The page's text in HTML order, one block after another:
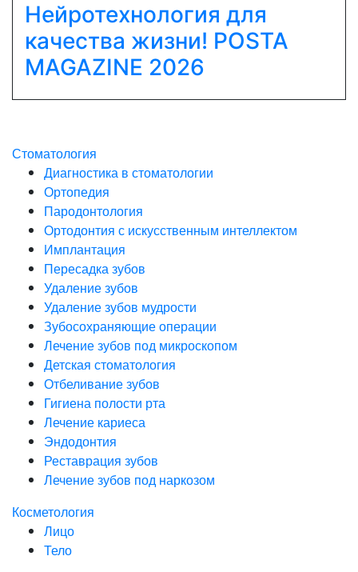
Нейротехнология для
качества жизни! POSTA
MAGAZINE 2026
Previous
Стоматология
Диагностика в стоматологии
Ортопедия
Пародонтология
Ортодонтия с искусственным интеллектом
Имплантация
Пересадка зубов
Удаление зубов
Удаление зубов мудрости
Зубосохраняющие операции
Лечение зубов под микроскопом
Детская стоматология
Отбеливание зубов
Гигиена полости рта
Лечение кариеса
Эндодонтия
Реставрация зубов
Лечение зубов под наркозом
Косметология
Лицо
Тело